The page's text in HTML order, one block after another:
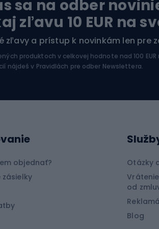
rukavice
šortky
tričká
nohavice
Lov
sa na odber
zľavu 10 EUR na
zľavy a prístup k novinkám len pre
produktoch v celkovej hodnote nad 100
nájdeš v Pravidlách pre odber Newslettera.
objednať?
zásielky
Otázky
od
Blog